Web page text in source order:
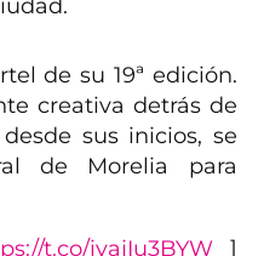
de su 19ª edición.
creativa detrás de
sus inicios, se
de Morelia para
t.co/iyajIu3BYW ]